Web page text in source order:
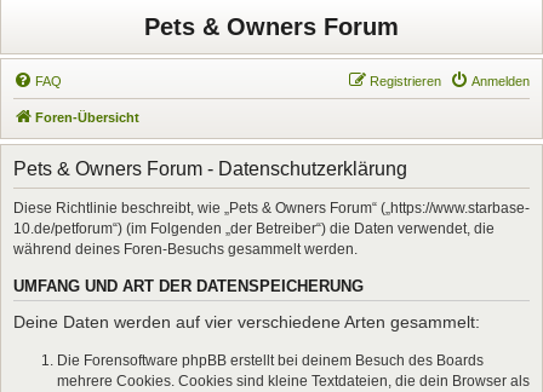
Pets & Owners Forum
FAQ Anmelden
Registrieren
Foren-Übersicht
Pets & Owners Forum - Datenschutzerklärung
Diese Richtlinie beschreibt, wie „Pets & Owners Forum“ („https://www.starbase-
10.de/petforum“) (im Folgenden „der Betreiber“) die Daten verwendet, die
während deines Foren-Besuchs gesammelt werden.
UMFANG UND ART DER DATENSPEICHERUNG
Deine Daten werden auf vier verschiedene Arten gesammelt:
Die Forensoftware phpBB erstellt bei deinem Besuch des Boards
mehrere Cookies. Cookies sind kleine Textdateien, die dein Browser als